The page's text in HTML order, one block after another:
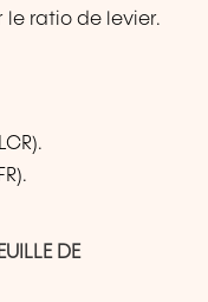
le ratio de levier.
DE